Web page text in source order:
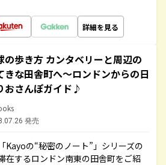
詳細を見る
の歩き方 カンタベリーと周辺の
きな田舎町へ～ロンドンからの日
おさんぽガイド♪
発売
Kayoの“秘密のノート”」シリーズの
在するロンドン南東の田舎町をご紹